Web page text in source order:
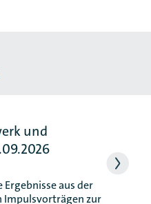
und
aus der
Impulsvorträgen zur